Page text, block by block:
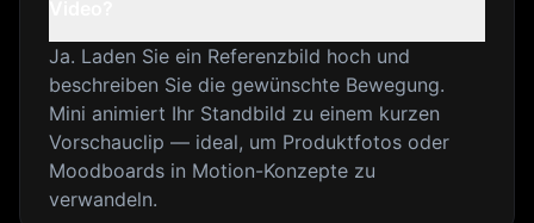
Ja. Laden Sie ein Referenzbild hoch und
beschreiben Sie die gewünschte Bewegung.
Mini animiert Ihr Standbild zu einem kurzen
Vorschauclip — ideal, um Produktfotos oder
Moodboards in Motion-Konzepte zu
verwandeln.